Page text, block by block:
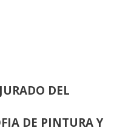
DEL
DE PINTURA Y